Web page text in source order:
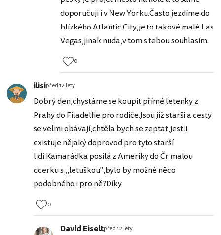
doporučuji i v New Yorku.Často jezdíme do
blízkého Atlantic City,je to takové malé Las
Vegas,jinak nuda,v tom s tebou souhlasím.
0
ilisipřed 12 lety
Dobrý den,chystáme se koupit přímé letenky z
Prahy do Filadelfie pro rodiče.Jsou již starší a cesty
se velmi obávají,chtěla bych se zeptat,jestli
existuje nějaký doprovod pro tyto starší
lidi.Kamarádka posílá z Ameriky do Čr malou
dcerku s ,,letuškou",bylo by možné něco
podobného i pro ně?Díky
0
David Eiseltpřed 12 lety